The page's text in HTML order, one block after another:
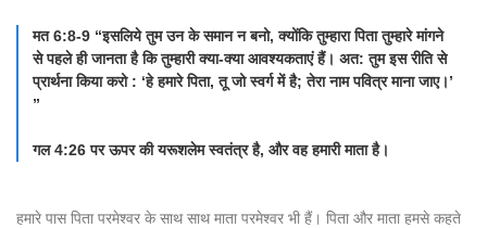
मत 6:8-9 “इसलिये तुम उन के समान न बनो, क्योंकि तुम्हारा पिता तुम्हारे मांगने
से पहले ही जानता है कि तुम्हारी क्या-क्या आवश्यकताएं हैं। अत: तुम इस रीति से
प्रार्थना किया करो : ‘हे हमारे पिता, तू जो स्वर्ग में है; तेरा नाम पवित्र माना जाए।’
”
गल 4:26 पर ऊपर की यरूशलेम स्वतंत्र है, और वह हमारी माता है।
हमारे पास पिता परमेश्वर के साथ साथ माता परमेश्वर भी हैं। पिता और माता हमसे कहते